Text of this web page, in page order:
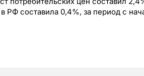
РФ составила 0,4%, за период с